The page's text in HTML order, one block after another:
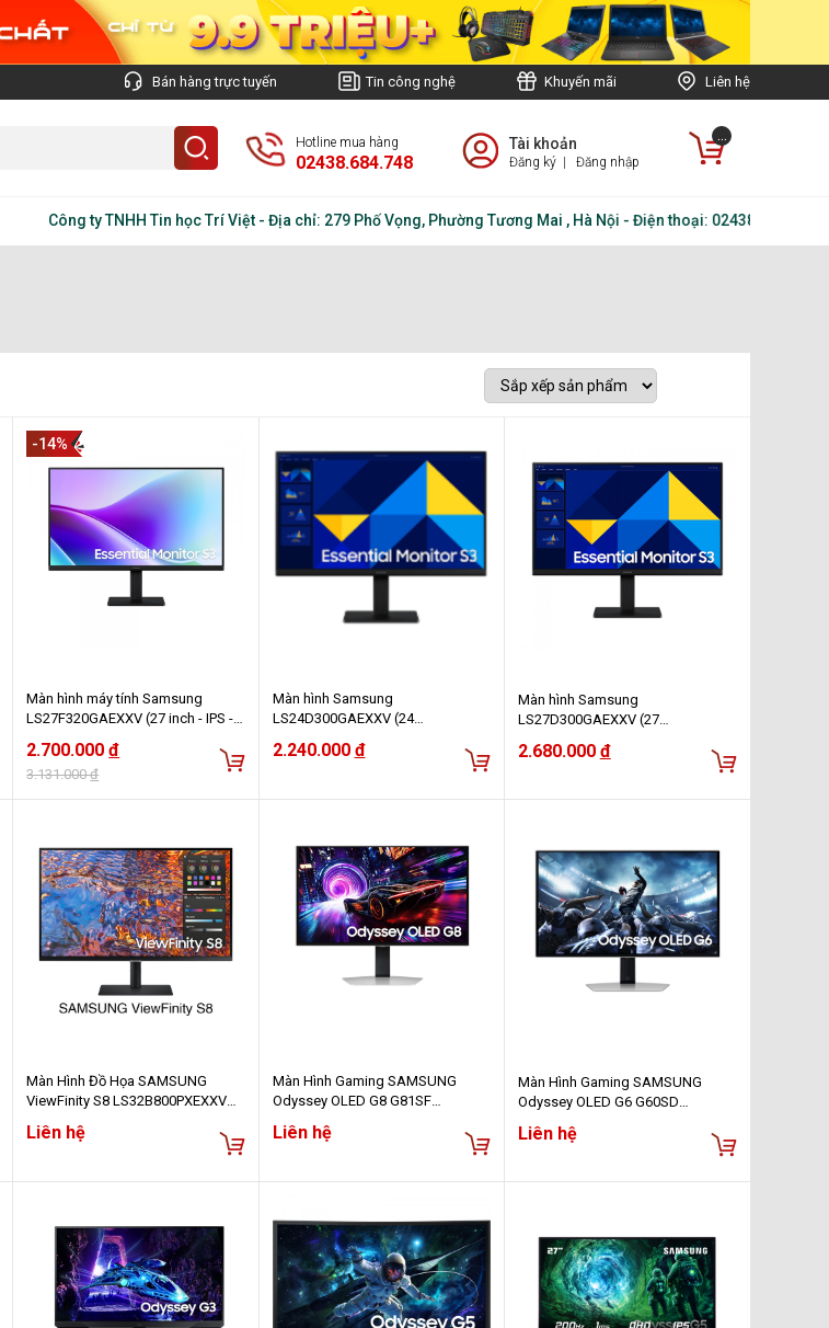
Bán hàng trực tuyến Tin công nghệ Khuyến mãi Liên hệ
Hotline mua hàng
02438.684.748
Tài khoản
Đăng ký Đăng nhập
...
Công ty TNHH Tin học Trí Việt - Địa chỉ: 279 Phố Vọng, Phường Tương Mai , Hà Nội - Điện thoại: 02438.684.748 -
-14%
Màn hình máy tính Samsung
LS27F320GAEXXV (27 inch - IPS -
2.700.000đ
3.131.000đ
Màn hình Samsung
LS24D300GAEXXV (24
2.240.000 đ
Màn hình Samsung
LS27D300GAEXXV (27
2.680.000 đ
Màn Hình Đồ Họa SAMSUNG
ViewFinity S8 LS32B800PXEXXV
USB TypeC - Network RJ45)
Liên hệ
Màn Hình Gaming SAMSUNG
Odyssey OLED G8 G81SF
- 4K - 240Hz - 0.03ms)
Liên hệ
Màn Hình Gaming SAMSUNG
Odyssey OLED G6 G60SD
- 2K - 360hz - 0.03ms)
Liên hệ